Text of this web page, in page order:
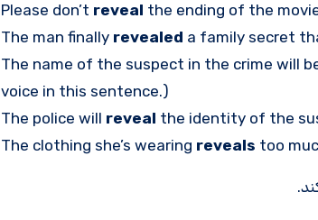
Please don’t reveal the ending of the
The man finally revealed a family secret
The name of the suspect in the crime will
voice in this sentence.)
The police will reveal the identity of the
The clothing she’s wearing reveals too